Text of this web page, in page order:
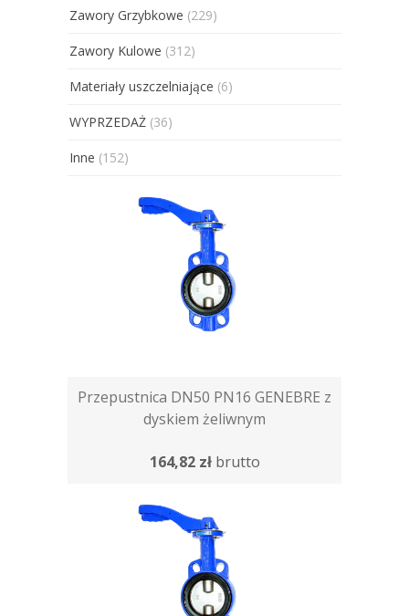
Zawory Grzybkowe (229)
Zawory Kulowe (312)
Materiały uszczelniające (6)
WYPRZEDAŻ (36)
Inne (152)
Przepustnica DN50 PN16 GENEBRE z
dyskiem żeliwnym
164,82 zł brutto